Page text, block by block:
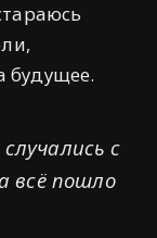
будущее.
с
всё пошло